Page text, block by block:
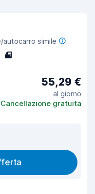
autocarro simile
4
55,29 €
al giorno
Cancellazione gratuita